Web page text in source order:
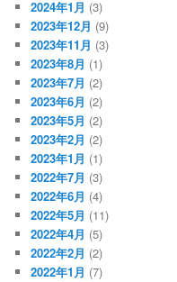
2024年1月 (3)
2023年12月 (9)
2023年11月 (3)
2023年8月 (1)
2023年7月 (2)
2023年6月 (2)
2023年5月 (2)
2023年2月 (2)
2023年1月 (1)
2022年7月 (3)
2022年6月 (4)
2022年5月 (11)
2022年4月 (5)
2022年2月 (2)
2022年1月 (7)